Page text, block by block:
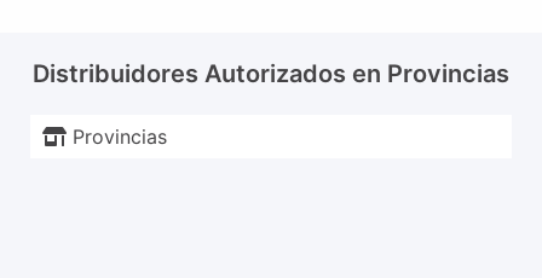
Distribuidores Autorizados en Provincias
Provincias